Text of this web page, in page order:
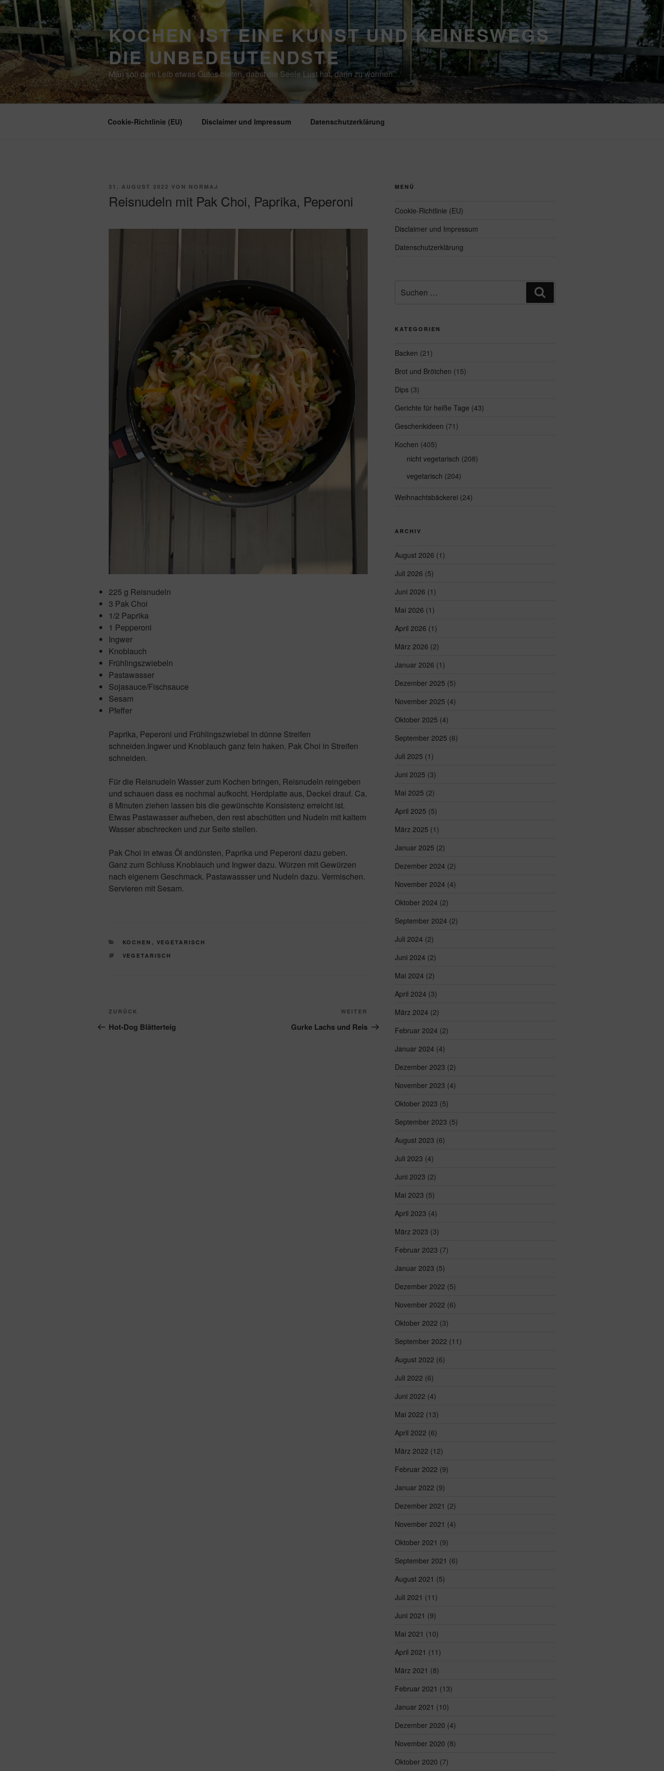
Zum
Inhalt
springen
KOCHEN IST EINE KUNST UND KEINESWEGS
DIE UNBEDEUTENDSTE
Man soll dem Leib etwas Gutes bieten, damit die Seele Lust hat, darin zu wohnen.
Cookie-Richtlinie (EU) Disclaimer und Impressum Datenschutzerklärung
VERÖFFENTLICHT
31. AUGUST 2022 VON NORMAJ
Reisnudeln mit Pak Choi, Paprika, Peperoni
225 g Reisnudeln
3 Pak Choi
1/2 Paprika
1 Pepperoni
Ingwer
Knoblauch
Frühlingszwiebeln
Pastawasser
Sojasauce/Fischsauce
Sesam
Pfeffer
Paprika, Peperoni und Frühlingszwiebel in dünne Streifen
schneiden.Ingwer und Knoblauch ganz fein haken. Pak Choi in Streifen
schneiden.
Für die Reisnudeln Wasser zum Kochen bringen, Reisnudeln reingeben
und schauen dass es nochmal aufkocht. Herdplatte aus, Deckel drauf. Ca.
8 Minuten ziehen lassen bis die gewünschte Konsistenz erreicht ist.
Etwas Pastawasser aufheben, den rest abschütten und Nudeln mit kaltem
Wasser abschrecken und zur Seite stellen.
Pak Choi in etwas Öl andünsten, Paprika und Peperoni dazu geben.
Ganz zum Schluss Knoblauch und Ingwer dazu. Würzen mit Gewürzen
nach eigenem Geschmack. Pastawassser und Nudeln dazu. Vermischen.
Servieren mit Sesam.
KATEGORIEN
KOCHEN , VEGETARISCH
SCHLAGWÖRTER
VEGETARISCH
Beitragsnavigation
Vorheriger
Beitrag
ZURÜCK
Hot-Dog Blätterteig
Nächster
Beitrag
WEITER
Gurke Lachs und Reis
MENÜ
Cookie-Richtlinie (EU)
Disclaimer und Impressum
Datenschutzerklärung
nach:
KATEGORIEN
Backen (21)
Brot und Brötchen (15)
Dips(3)
Gerichte für heiße Tage (43)
Geschenkideen (71)
Kochen (405)
nicht vegetarisch (208)
vegetarisch (204)
Weihnachtsbäckerei (24)
ARCHIV
August 2026 (1)
Juli 2026 (5)
Juni 2026 (1)
Mai 2026 (1)
April 2026 (1)
März 2026 (2)
Januar 2026 (1)
Dezember 2025 (5)
November 2025 (4)
Oktober 2025 (4)
September 2025 (6)
Juli 2025 (1)
Juni 2025 (3)
Mai 2025 (2)
April 2025 (5)
März 2025 (1)
Januar 2025 (2)
Dezember 2024 (2)
November 2024 (4)
Oktober 2024 (2)
September 2024 (2)
Juli 2024 (2)
Juni 2024 (2)
Mai 2024 (2)
April 2024 (3)
März 2024 (2)
Februar 2024 (2)
Januar 2024 (4)
Dezember 2023 (2)
November 2023 (4)
Oktober 2023 (5)
September 2023 (5)
August 2023 (6)
Juli 2023 (4)
Juni 2023 (2)
Mai 2023 (5)
April 2023 (4)
März 2023 (3)
Februar 2023 (7)
Januar 2023 (5)
Dezember 2022 (5)
November 2022 (6)
Oktober 2022 (3)
September 2022 (11)
August 2022 (6)
Juli 2022 (6)
Juni 2022 (4)
Mai 2022 (13)
April 2022 (6)
März 2022 (12)
Februar 2022 (9)
Januar 2022 (9)
Dezember 2021 (2)
November 2021 (4)
Oktober 2021 (9)
September 2021 (6)
August 2021 (5)
Juli 2021 (11)
Juni 2021 (9)
Mai 2021 (10)
April 2021 (11)
März 2021 (8)
Februar 2021 (13)
Januar 2021 (10)
Dezember 2020 (4)
November 2020 (8)
Oktober 2020 (7)